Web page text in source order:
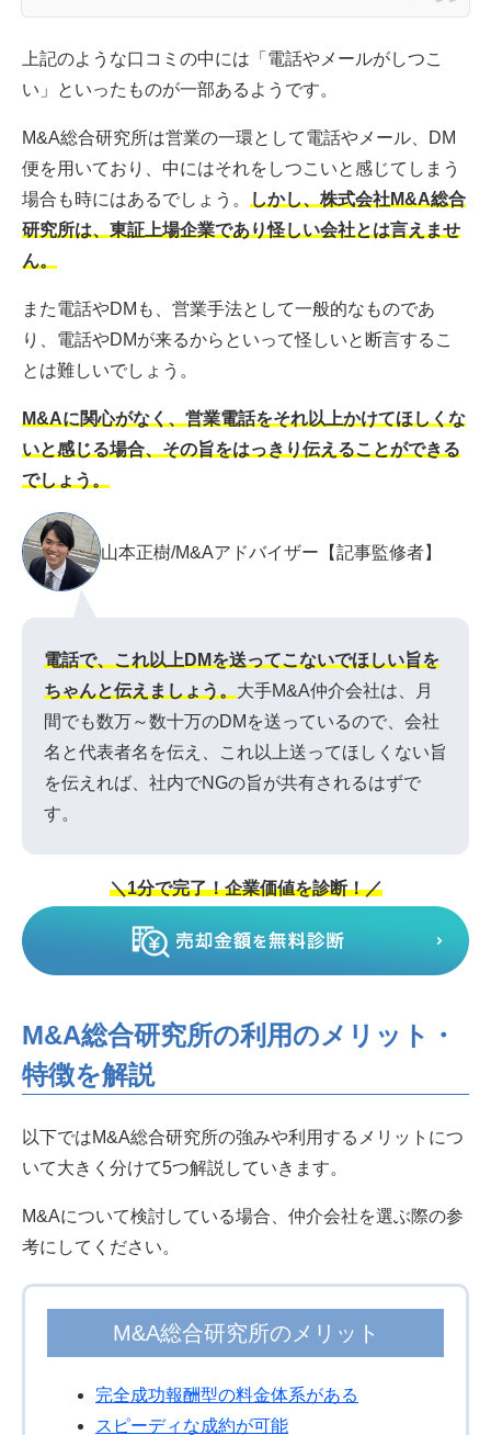
上記のような口コミの中には「電話やメールがしつこ
い」といったものが一部あるようです。
M&A総合研究所は営業の一環として電話やメール、DM
便を用いており、中にはそれをしつこいと感じてしまう
場合も時にはあるでしょう。
しかし、株式会社M&A総合
研究所は、東証上場企業であり怪しい会社とは言えませ
ん。
また電話やDMも、営業手法として一般的なものであ
り、電話やDMが来るからといって怪しいと断言するこ
とは難しいでしょう。
M&Aに関心がなく、営業電話をそれ以上かけてほしくな
いと感じる場合、その旨をはっきり伝えることができる
でしょう。
山本正樹/M&Aアドバイザー【記事監修者】
電話で、これ以上DMを送ってこないでほしい旨を
ちゃんと伝えましょう。 大手M&A仲介会社は、月
間でも数万～数十万のDMを送っているので、会社
名と代表者名を伝え、これ以上送ってほしくない旨
を伝えれば、社内でNGの旨が共有されるはずで
す。
＼1分で完了！企業価値を診断！／
M&A総合研究所の利用のメリット・
特徴を解説
以下ではM&A総合研究所の強みや利用するメリットにつ
いて大きく分けて5つ解説していきます。
M&Aについて検討している場合、仲介会社を選ぶ際の参
考にしてください。
M&A総合研究所のメリット
完全成功報酬型の料金体系がある
スピーディな成約が可能